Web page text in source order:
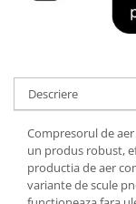
Tractoraș de tuns
deplumatoare
Echipamente
Piese si accesorii
animale
Tarcuri animale
Descriere
Compresorul de aer
un produs robust,
productia de aer
variante de scule